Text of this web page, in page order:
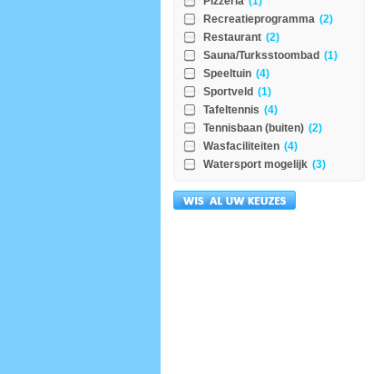
Recreatieprogramma (2)
Restaurant (2)
Sauna/Turksstoombad (1)
Speeltuin (4)
Sportveld (1)
Tafeltennis (4)
Tennisbaan (buiten) (2)
Wasfaciliteiten (4)
Watersport mogelijk (3)